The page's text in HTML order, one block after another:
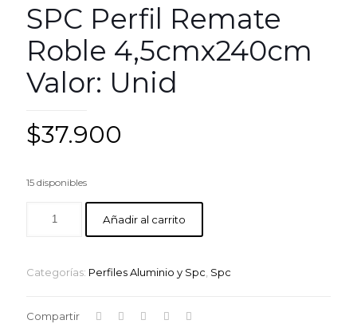
SPC Perfil Remate
Roble 4,5cmx240cm
Valor: Unid
$37.900
15 disponibles
Añadir al carrito
Categorías: Perfiles Aluminio y Spc Spc
Compartir